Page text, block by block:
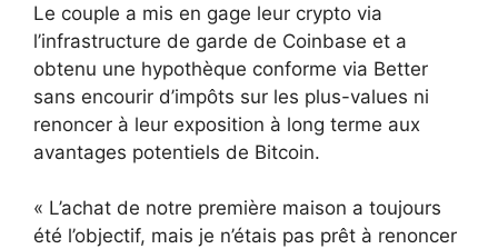
Le couple a mis en gage leur crypto via
l’infrastructure de garde de Coinbase et a
obtenu une hypothèque conforme via Better
sans encourir d’impôts sur les plus-values ​​ni
renoncer à leur exposition à long terme aux
avantages potentiels de Bitcoin.
« L’achat de notre première maison a toujours
été l’objectif, mais je n’étais pas prêt à renoncer